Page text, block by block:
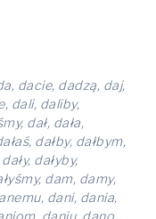
dacie, dadzą, daj,
dali, daliby,
dał, dała,
dałby, dałbym,
dałyby,
dam, damy,
dani, dania,